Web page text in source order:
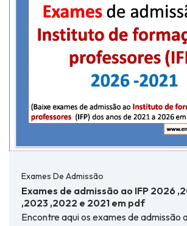
Exames De Admissão
Exames de admissão ao IFP 2026
,2023 ,2022 e 2021 em pdf
Encontre aqui os exames de admissão